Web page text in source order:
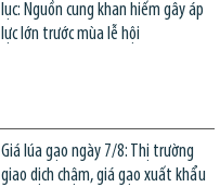
lục: Nguồn cung khan hiếm gây áp
lực lớn trước mùa lễ hội
Giá lúa gạo ngày 7/8: Thị trường
giao dịch chậm, giá gạo xuất khẩu